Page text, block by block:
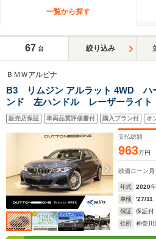
一覧から探す
67 台 絞り込み
ＢＭＷアルピナ
B3 リムジン アルラット 4WD ハ
ンド 左ハンドル レーザーライ
ブルー&ブラックレザーシート シー
ドビューカメラ 純正ナビゲーション
ッドライト シートメモリー
販売店保証 車両品質評価書付 購入プラン付 オ
支払総額
963万円
残価ローン 月
年式 2020年
車検
'27/11
保証
保証付
住所
神奈川